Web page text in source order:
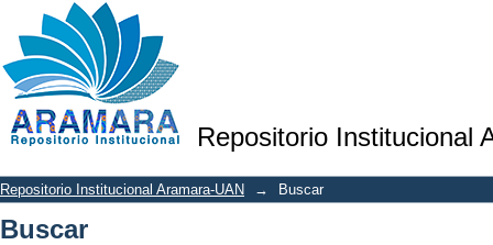
Repositorio Institucional
Buscar
Repositorio Institucional Aramara-UAN → Buscar
Buscar